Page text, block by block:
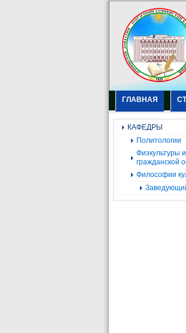
ГЛАВНАЯ
КАФЕДРЫ
Политологии
Физкультуры и
гражданской
Философии